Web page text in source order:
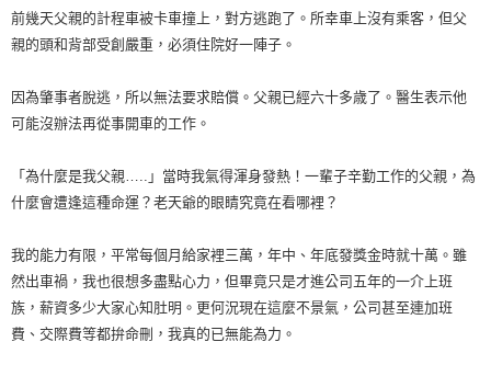
前幾天父親的計程車被卡車撞上，對方逃跑了。所幸車上沒有乘客，但父
親的頭和背部受創嚴重，必須住院好一陣子。
因為肇事者脫逃，所以無法要求賠償。父親已經六十多歳了。醫生表示他
可能沒辦法再從事開車的工作。
「為什麼是我父親…..」當時我氣得渾身發熱！一輩子辛勤工作的父親，為
什麼會遭逢這種命運？老天爺的眼睛究竟在看哪裡？
我的能力有限，平常每個月給家裡三萬，年中、年底發獎金時就十萬。雖
然出車禍，我也很想多盡點心力，但畢竟只是才進公司五年的一介上班
族，薪資多少大家心知肚明。更何況現在這麼不景氣，公司甚至連加班
費、交際費等都拚命刪，我真的已無能為力。